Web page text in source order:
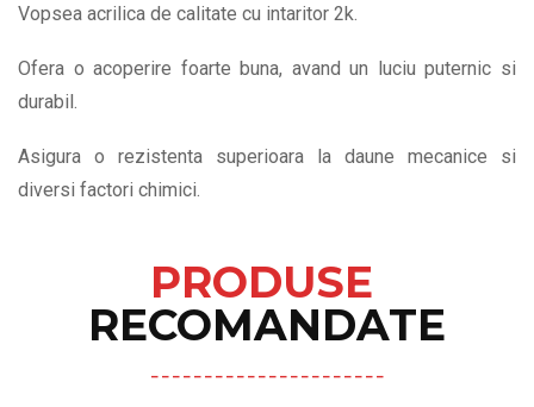
Vopsea acrilica de calitate cu intaritor 2k.
Ofera o acoperire foarte buna, avand un luciu puternic si
durabil.
Asigura o rezistenta superioara la daune mecanice si
diversi factori chimici.
PRODUSE
RECOMANDATE